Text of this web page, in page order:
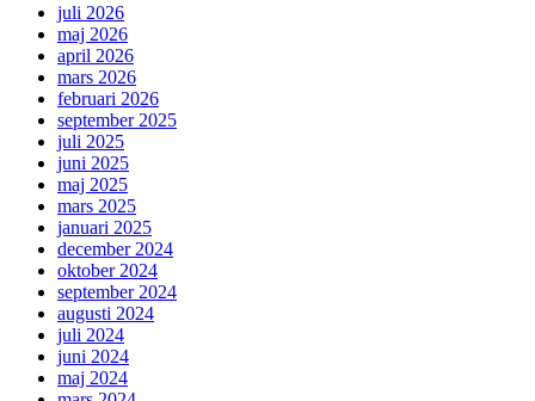
juli 2026
maj 2026
april 2026
mars 2026
februari 2026
september 2025
juli 2025
juni 2025
maj 2025
mars 2025
januari 2025
december 2024
oktober 2024
september 2024
augusti 2024
juli 2024
juni 2024
maj 2024